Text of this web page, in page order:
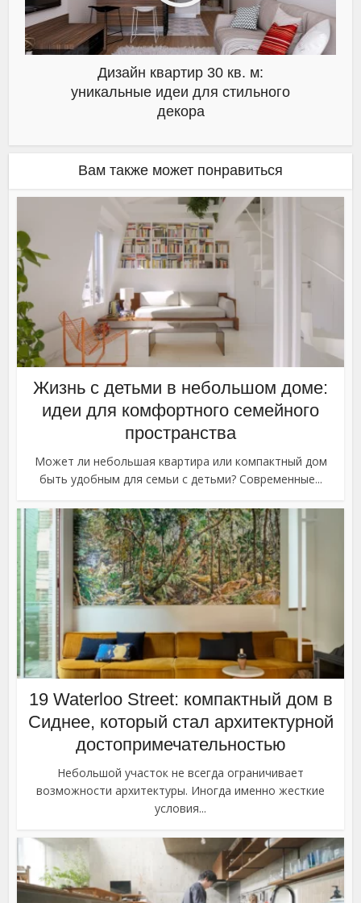
Дизайн квартир 30 кв. м:
уникальные идеи для стильного
декора
Вам также может понравиться
Жизнь с детьми в небольшом доме:
идеи для комфортного семейного
пространства
Может ли небольшая квартира или компактный дом
быть удобным для семьи с детьми? Современные...
19 Waterloo Street: компактный дом в
Сиднее, который стал архитектурной
достопримечательностью
Небольшой участок не всегда ограничивает
возможности архитектуры. Иногда именно жесткие
условия...